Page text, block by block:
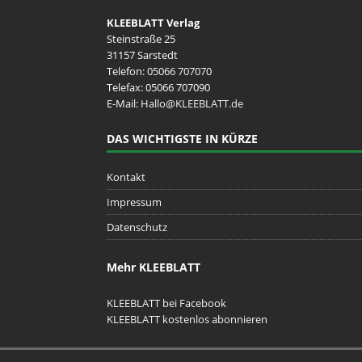
KLEEBLATT Verlag
Steinstraße 25
31157 Sarstedt
Telefon:05066 707070
Telefax: 05066 707090
E-Mail: Hallo@KLEEBLATT.de
DAS WICHTIGSTE IN KÜRZE
Kontakt
Impressum
Datenschutz
Mehr KLEEBLATT
KLEEBLATT bei Facebook
KLEEBLATT kostenlos abonnieren